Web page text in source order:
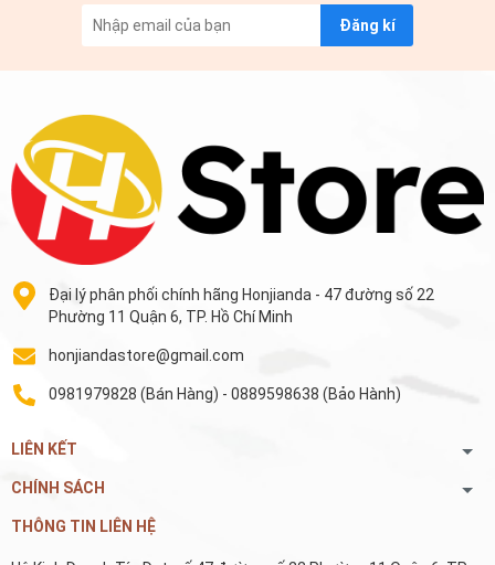
Đăng kí
Đại lý phân phối chính hãng Honjianda - 47 đường số 22
Phường 11 Quận 6, TP. Hồ Chí Minh
honjiandastore@gmail.com
0981979828 (Bán Hàng) - 0889598638 (Bảo Hành)
LIÊN KẾT
CHÍNH SÁCH
THÔNG TIN LIÊN HỆ